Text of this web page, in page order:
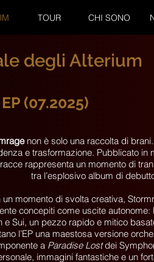
TOUR CHI SONO
degli Alterium
(07.2025)
non è solo una raccolta di
e trasformazione. Pubblicato in
rappresenta un momento di
tra l’esplosivo album di
un momento di svolta creativa,
concepiti come uscite autonome:
e Sui, un pezzo rapido e mitico
l’EP una maestosa versione
a Paradise Lostdei
immagini fantastiche e un